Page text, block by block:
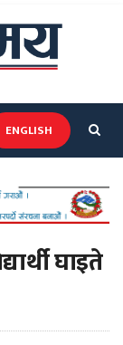
ENGLISH
घाइते